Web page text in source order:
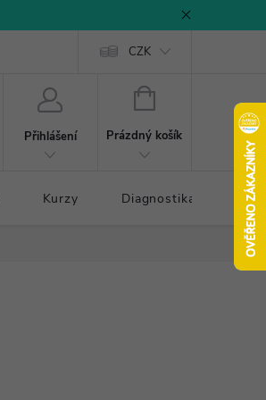
CZK
Přihlášení
NÁKUPNÍ
Prázdný košík
Kurzy Diagnostika došlapu